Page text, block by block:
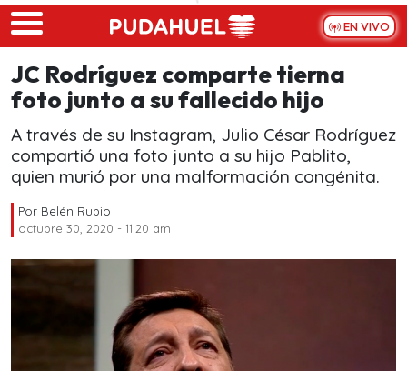
Skip to main content
EN VIVO
JC Rodríguez comparte tierna
foto junto a su fallecido hijo
A través de su Instagram, Julio César Rodríguez
compartió una foto junto a su hijo Pablito,
quien murió por una malformación congénita.
Por Belén Rubio
octubre 30, 2020 - 11:20 am